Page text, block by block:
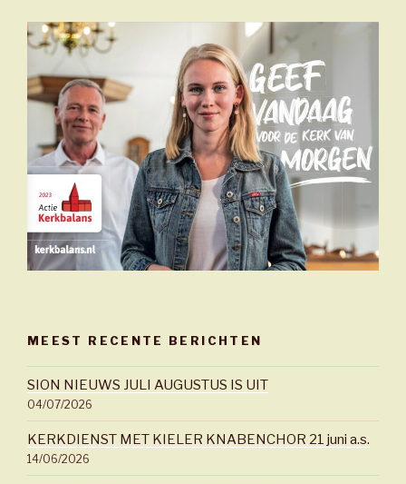
MEEST RECENTE BERICHTEN
SION NIEUWS JULI AUGUSTUS IS UIT
04/07/2026
KERKDIENST MET KIELER KNABENCHOR 21 juni a.s.
14/06/2026